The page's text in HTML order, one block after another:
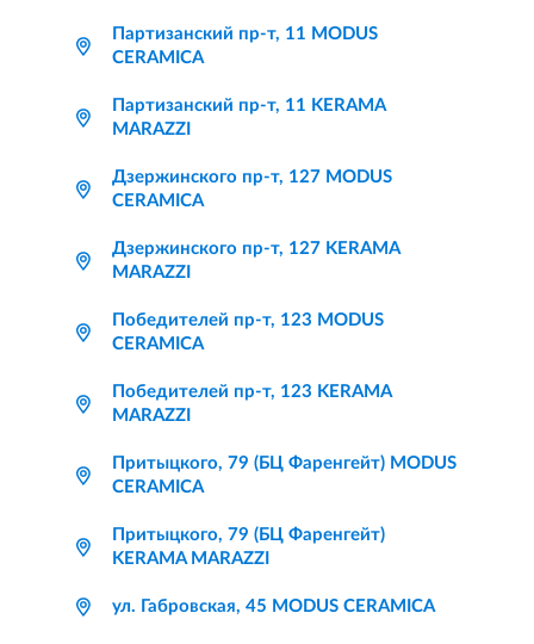
Партизанский пр-т, 11 MODUS
CERAMICA
Партизанский пр-т, 11 KERAMA
MARAZZI
Дзержинского пр-т, 127 MODUS
CERAMICA
Дзержинского пр-т, 127 KERAMA
MARAZZI
Победителей пр-т, 123 MODUS
CERAMICA
Победителей пр-т, 123 KERAMA
MARAZZI
Притыцкого, 79 (БЦ Фаренгейт) MODUS
CERAMICA
Притыцкого, 79 (БЦ Фаренгейт)
KERAMA MARAZZI
ул. Габровская, 45 MODUS CERAMICA